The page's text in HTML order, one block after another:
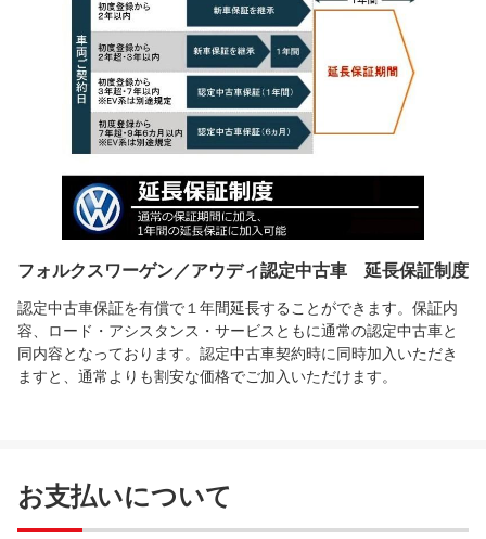
フォルクスワーゲン／アウディ認定中古車 延長保証制度
認定中古車保証を有償で１年間延長することができます。保証内
容、ロード・アシスタンス・サービスともに通常の認定中古車と
同内容となっております。認定中古車契約時に同時加入いただき
ますと、通常よりも割安な価格でご加入いただけます。
お支払いについて